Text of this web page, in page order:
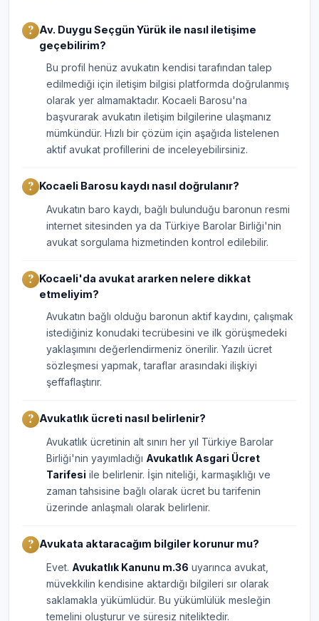
Av. Duygu Seçgün Yürük ile nasıl iletişime
geçebilirim?
Bu profil henüz avukatın kendisi tarafından talep
edilmediği için iletişim bilgisi platformda doğrulanmış
olarak yer almamaktadır. Kocaeli Barosu'na
başvurarak avukatın iletişim bilgilerine ulaşmanız
mümkündür. Hızlı bir çözüm için aşağıda listelenen
aktif avukat profillerini de inceleyebilirsiniz.
Kocaeli Barosu kaydı nasıl doğrulanır?
Avukatın baro kaydı, bağlı bulunduğu baronun resmi
internet sitesinden ya da Türkiye Barolar Birliği'nin
avukat sorgulama hizmetinden kontrol edilebilir.
Kocaeli'da avukat ararken nelere dikkat
etmeliyim?
Avukatın bağlı olduğu baronun aktif kaydını, çalışmak
istediğiniz konudaki tecrübesini ve ilk görüşmedeki
yaklaşımını değerlendirmeniz önerilir. Yazılı ücret
sözleşmesi yapmak, taraflar arasındaki ilişkiyi
şeffaflaştırır.
Avukatlık ücreti nasıl belirlenir?
Avukatlık ücretinin alt sınırı her yıl Türkiye Barolar
Birliği'nin yayımladığı Avukatlık Asgari Ücret
Tarifesi ile belirlenir. İşin niteliği, karmaşıklığı ve
zaman tahsisine bağlı olarak ücret bu tarifenin
üzerinde anlaşmalı olarak belirlenir.
Avukata aktaracağım bilgiler korunur mu?
Evet. Avukatlık Kanunu m.36 uyarınca avukat,
müvekkilin kendisine aktardığı bilgileri sır olarak
saklamakla yükümlüdür. Bu yükümlülük mesleğin
temelini oluşturur ve süresiz niteliktedir.